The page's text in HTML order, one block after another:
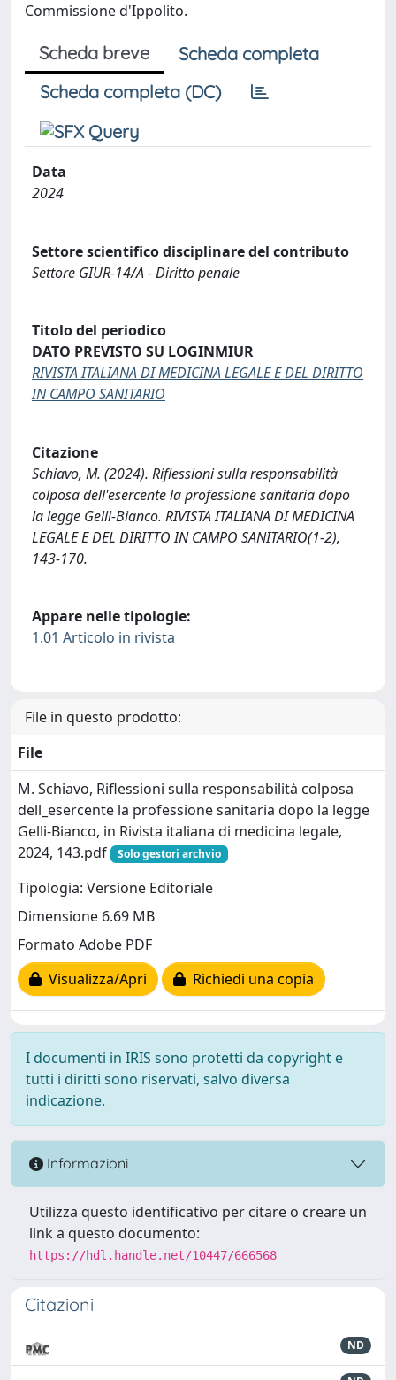
Commissione d'Ippolito.
Scheda breve
Scheda completa
Scheda completa (DC)
Data
2024
Settore scientifico disciplinare del contributo
Settore GIUR-14/A - Diritto penale
Titolo del periodico
DATO PREVISTO SU LOGINMIUR
RIVISTA ITALIANA DI MEDICINA LEGALE E DEL DIRITTO
IN CAMPO SANITARIO
Citazione
Schiavo, M. (2024). Riflessioni sulla responsabilità
colposa dell'esercente la professione sanitaria dopo
la legge Gelli-Bianco. RIVISTA ITALIANA DI MEDICINA
LEGALE E DEL DIRITTO IN CAMPO SANITARIO(1-2),
143-170.
Appare nelle tipologie:
1.01 Articolo in rivista
File in questo prodotto:
File
M. Schiavo, Riflessioni sulla responsabilità colposa
dell_esercente la professione sanitaria dopo la legge
Gelli-Bianco, in Rivista italiana di medicina legale,
2024, 143.pdf
Solo gestori archvio
Tipologia: Versione Editoriale
Dimensione 6.69 MB
Formato Adobe PDF
Visualizza/Apri
Richiedi una copia
I documenti in IRIS sono protetti da copyright e
tutti i diritti sono riservati, salvo diversa
indicazione.
Informazioni
Utilizza questo identificativo per citare o creare un
link a questo documento:
https://hdl.handle.net/10447/666568
Citazioni
ND